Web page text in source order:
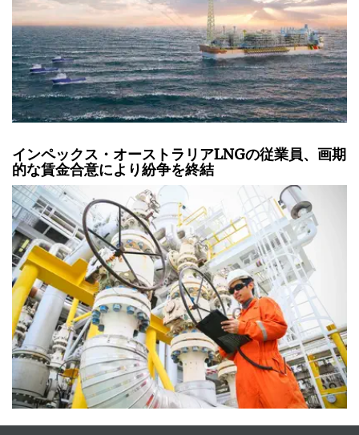
インペックス・オーストラリアLNGの従業員、画期
的な賃金合意により紛争を終結